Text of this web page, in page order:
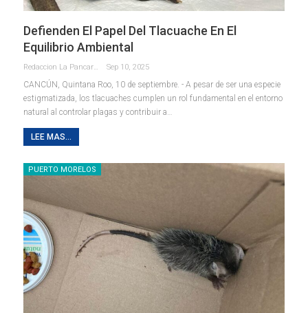
Defienden El Papel Del Tlacuache En El
Equilibrio Ambiental
Redaccion La Pancarta De Quintana Roo Sep 10, 2025
CANCÚN, Quintana Roo, 10 de septiembre. - A pesar de ser una especie
estigmatizada, los tlacuaches cumplen un rol fundamental en el entorno
natural al controlar plagas y contribuir a…
LEE MAS...
PUERTO MORELOS